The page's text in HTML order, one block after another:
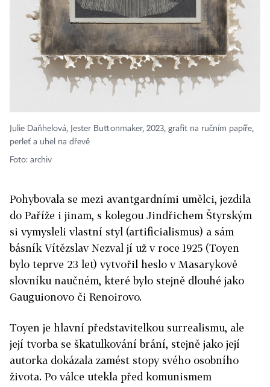
Julie Daňhelová, Jester Buttonmaker, 2023, grafit na ručním papíře,
perleť a uhel na dřevě
Foto: archiv
Pohybovala se mezi avantgardními umělci, jezdila
do Paříže i jinam, s kolegou Jindřichem Štyrským
si vymysleli vlastní styl (artificialismus) a sám
básník Vítězslav Nezval jí už v roce 1925 (Toyen
bylo teprve 23 let) vytvořil heslo v Masarykově
slovníku naučném, které bylo stejně dlouhé jako
Gauguionovo či Renoirovo.
Toyen je hlavní představitelkou surrealismu, ale
její tvorba se škatulkování brání, stejně jako její
autorka dokázala zamést stopy svého osobního
života. Po válce utekla před komunismem